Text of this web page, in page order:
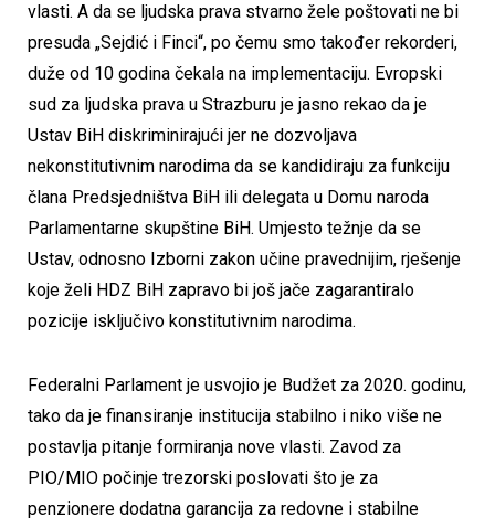
vlasti. A da se ljudska prava stvarno žele poštovati ne bi
presuda „Sejdić i Finci“, po čemu smo također rekorderi,
duže od 10 godina čekala na implementaciju. Evropski
sud za ljudska prava u Strazburu je jasno rekao da je
Ustav BiH diskriminirajući jer ne dozvoljava
nekonstitutivnim narodima da se kandidiraju za funkciju
člana Predsjedništva BiH ili delegata u Domu naroda
Parlamentarne skupštine BiH. Umjesto težnje da se
Ustav, odnosno Izborni zakon učine pravednijim, rješenje
koje želi HDZ BiH zapravo bi još jače zagarantiralo
pozicije isključivo konstitutivnim narodima.
Federalni Parlament je usvojio je Budžet za 2020. godinu,
tako da je finansiranje institucija stabilno i niko više ne
postavlja pitanje formiranja nove vlasti. Zavod za
PIO/MIO počinje trezorski poslovati što je za
penzionere dodatna garancija za redovne i stabilne